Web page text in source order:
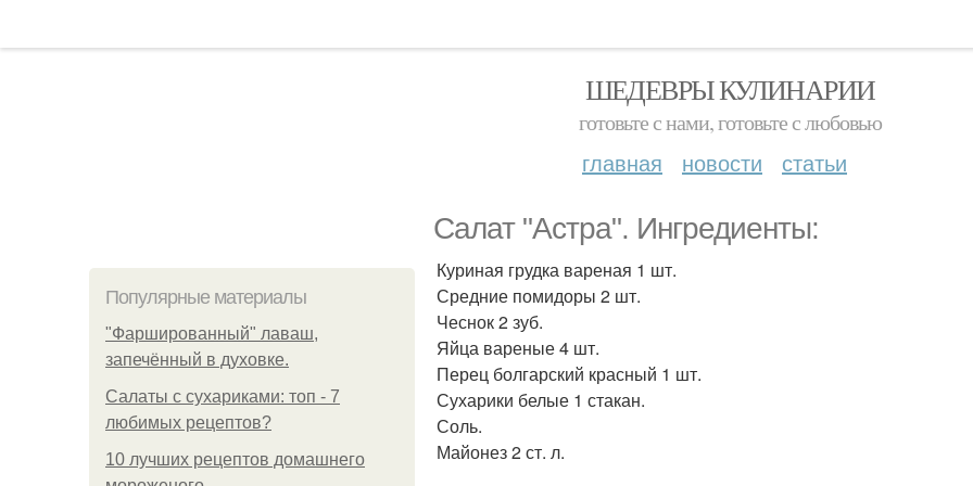
ШЕДЕВРЫ КУЛИНАРИИ
готовьте с нами, готовьте с любовью
главная новости статьи
Салат "Астра". Ингредиенты:
Популярные материалы
"Фаршированный" лаваш,
запечённый в духовке.
Салаты с сухариками: топ - 7
любимых рецептов?
10 лучших рецептов домашнего
Куриная грудка вареная 1 шт.
Средние помидоры 2 шт.
Чеснок 2 зуб.
Яйца вареные 4 шт.
Перец болгарский красный 1 шт.
Сухарики белые 1 стакан.
Соль.
Майонез 2 ст. л.